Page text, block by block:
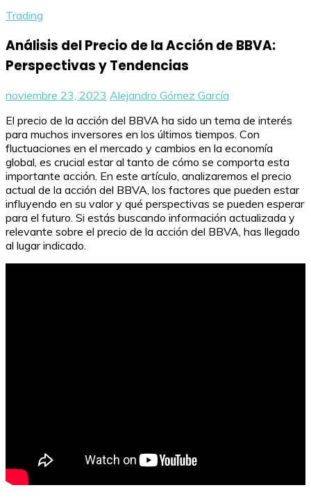
Trading
Análisis del Precio de la Acción de BBVA:
Perspectivas y Tendencias
noviembre 23, 2023 Alejandro Gómez García
El precio de la acción del BBVA ha sido un tema de interés
para muchos inversores en los últimos tiempos. Con
fluctuaciones en el mercado y cambios en la economía
global, es crucial estar al tanto de cómo se comporta esta
importante acción. En este artículo, analizaremos el precio
actual de la acción del BBVA, los factores que pueden estar
influyendo en su valor y qué perspectivas se pueden esperar
para el futuro. Si estás buscando información actualizada y
relevante sobre el precio de la acción del BBVA, has llegado
al lugar indicado.